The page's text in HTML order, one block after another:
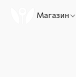
Магазин